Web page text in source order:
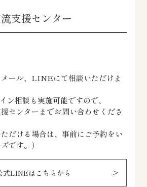
支援センター
ール、LINEにて相談いただけま
ン相談も実施可能ですので、
センターまでお問い合わせくださ
ただける場合は、事前にご予約をい
です。）
式LINEはこちらから